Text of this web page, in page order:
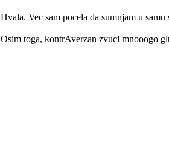
Hvala. Vec sam pocela da sumnjam u
Osim toga, kontrAverzan zvuci mnooogo